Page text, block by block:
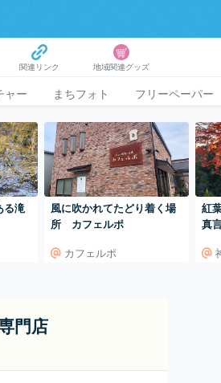
関連リンク 地域関連グッズ
ャー まちフォト フリーペーパー
る滝
風に吹かれてたどり着く場
所 カフェルポ
カフェルポ
紅
真
門店